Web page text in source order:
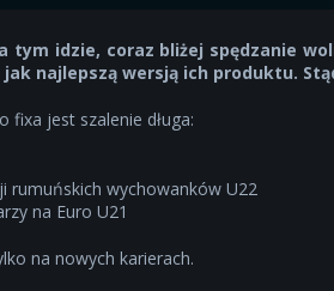
tym idzie, coraz bliżej spędzanie
najlepszą wersją ich produktu.
fixa jest szalenie długa:
rumuńskich wychowanków U22
na Euro U21
na nowych karierach.